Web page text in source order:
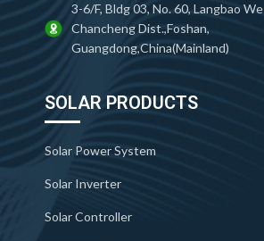
3-6/F, Bldg 03, No. 60, Langbao
Chancheng Dist.,Foshan,
Guangdong,China(Mainland)
SOLAR PRODUCTS
Solar Power System
Solar Inverter
Solar Controller